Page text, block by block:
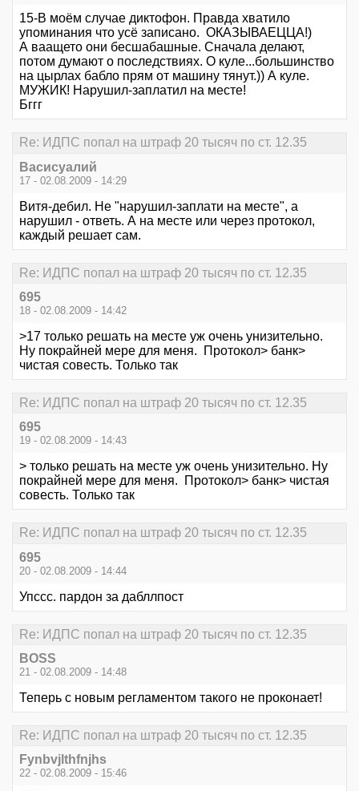
15-В моём случае диктофон. Правда хватило
упоминания что усё записано. ОКАЗЫВАЕЦЦА!)
А ваащето они бесшабашные. Сначала делают,
потом думают о последствиях. О куле...большинство
на цырлах бабло прям от машину тянут.)) А куле.
МУЖИК! Нарушил-заплатил на месте!
Бггг
Re: ИДПС попал на штраф 20 тысяч по ст. 12.35
Васисуалий
17 - 02.08.2009 - 14:29
Витя-дебил. Не "нарушил-заплати на месте", а
нарушил - ответь. А на месте или через протокол,
каждый решает сам.
Re: ИДПС попал на штраф 20 тысяч по ст. 12.35
695
18 - 02.08.2009 - 14:42
>17 только решать на месте уж очень унизительно.
Ну покрайней мере для меня. Протокол> банк>
чистая совесть. Только так
Re: ИДПС попал на штраф 20 тысяч по ст. 12.35
695
19 - 02.08.2009 - 14:43
> только решать на месте уж очень унизительно. Ну
покрайней мере для меня. Протокол> банк> чистая
совесть. Только так
Re: ИДПС попал на штраф 20 тысяч по ст. 12.35
695
20 - 02.08.2009 - 14:44
Упссс. пардон за дабллпост
Re: ИДПС попал на штраф 20 тысяч по ст. 12.35
BOSS
21 - 02.08.2009 - 14:48
Теперь с новым регламентом такого не проконает!
Re: ИДПС попал на штраф 20 тысяч по ст. 12.35
Fynbvjlthfnjhs
22 - 02.08.2009 - 15:46